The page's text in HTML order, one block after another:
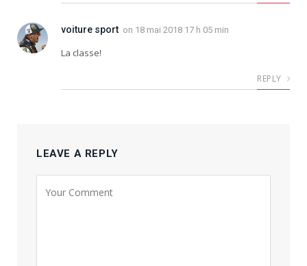
voiture sport on 18 mai 2018 17 h 05 min
La classe!
REPLY
LEAVE A REPLY